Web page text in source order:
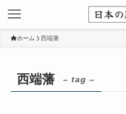
ホーム 西端藩
西端藩 – tag –